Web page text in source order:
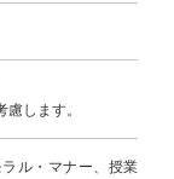
します。
ル・マナー、授業